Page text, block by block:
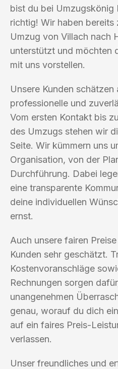
bist du bei Umzugskönig
richtig! Wir haben bereits
Umzug von Villach nach
unterstützt und möchten
mit uns vorstellen.
Unsere Kunden
professionelle und
Vom ersten Kontakt bis
des Umzugs stehen wir
Seite. Wir kümmern uns
Organisation, von der
Durchführung. Dabei
eine transparente
deine individuellen
ernst.
Auch unsere fairen
Kunden sehr geschätzt.
Kostenvoranschläge
Rechnungen sorgen
unangenehmen
genau, worauf du dich
auf ein faires Preis-
verlassen.
Unser freundliches und